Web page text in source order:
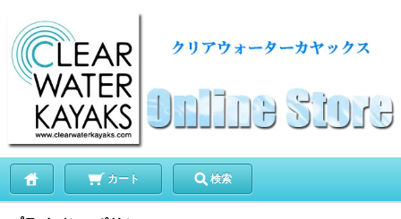
カート 検索